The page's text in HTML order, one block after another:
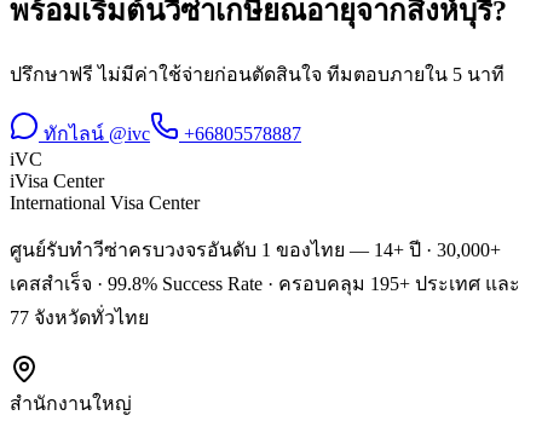
พร้อมเริ่มต้นวีซ่าเกษียณอายุจากสิงห์บุรี?
ปรึกษาฟรี ไม่มีค่าใช้จ่ายก่อนตัดสินใจ ทีมตอบภายใน 5 นาที
ทักไลน์ @ivc
+66805578887
iVC
iVisa Center
International Visa Center
ศูนย์รับทำวีซ่าครบวงจรอันดับ 1 ของไทย — 14+ ปี · 30,000+
เคสสำเร็จ · 99.8% Success Rate · ครอบคลุม 195+ ประเทศ และ
77 จังหวัดทั่วไทย
สำนักงานใหญ่